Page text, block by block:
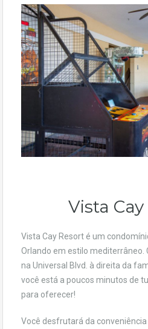
Vista
Vista Cay Resort é um
Orlando em estilo
na Universal Blvd. à direita da
você está a poucos minutos de
para oferecer!
Você desfrutará da